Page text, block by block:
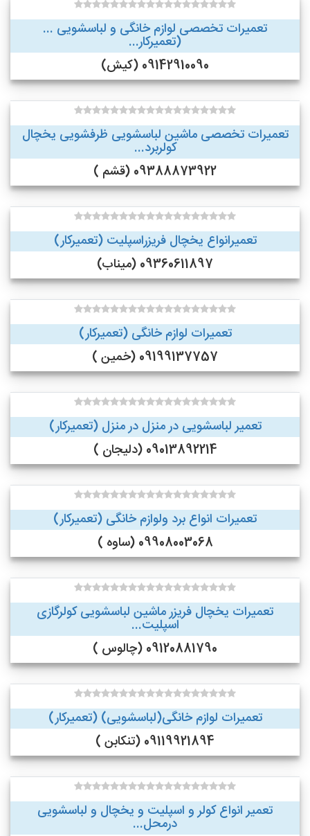
تعمیرات تخصصی لوازم خانگی و لباسشویی ...
(تعمیرکار...
09142910090 (کیش)
تعمیرات تخصصی ماشین لباسشویی ظرفشویی یخچال
کولربرد...
09388873922 (قشم )
تعمیرانواع یخچال فریزراسپلیت (تعمیرکار)
09360611897 (میناب)
تعمیرات لوازم خانگی (تعمیرکار)
09199137757 (خمین )
تعمیر لباسشویی در منزل در منزل (تعمیرکار)
09013892214 (دلیجان )
تعمیرات انواع برد ولوازم خانگی (تعمیرکار)
09908003068 (ساوه )
تعمیرات یخچال فریزر ماشین لباسشویی کولرگازی
اسپلیت...
09120881790 (چالوس )
تعمیرات لوازم خانگی(لباسشویی) (تعمیرکار)
09119921894 (تنکابن )
تعمیر انواع کولر و اسپلیت و یخچال و لباسشویی
درمحل...